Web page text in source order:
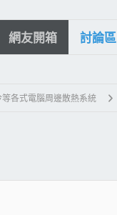
網友開箱 討論區
各式電腦周邊散熱系統